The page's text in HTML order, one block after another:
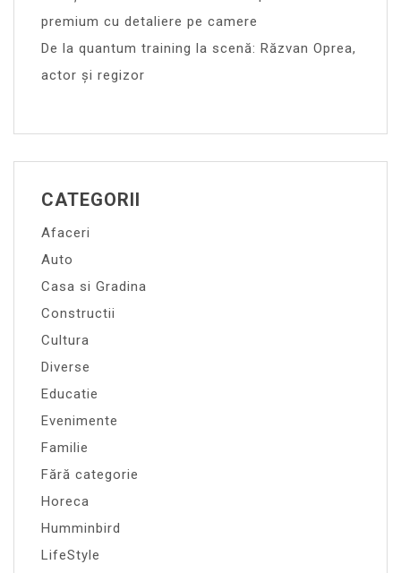
premium cu detaliere pe camere
De la quantum training la scenă: Răzvan Oprea,
actor și regizor
CATEGORII
Afaceri
Auto
Casa si Gradina
Constructii
Cultura
Diverse
Educatie
Evenimente
Familie
Fără categorie
Horeca
Humminbird
LifeStyle